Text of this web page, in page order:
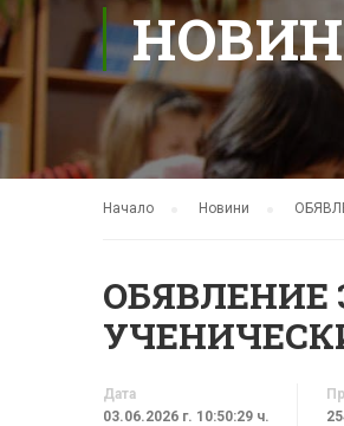
Начало Новини
ОБЯВЛЕНИЕ
Дата
03.06.2026 г. 10:50:29 ч.